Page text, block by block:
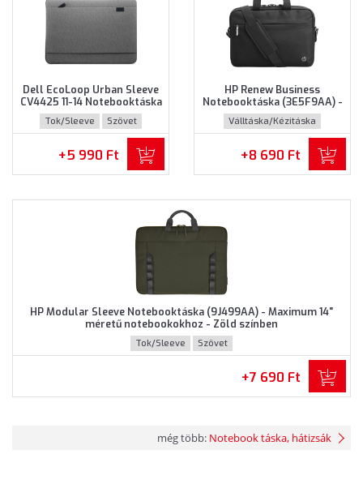
Dell EcoLoop Urban Sleeve
CV4425 11-14 Notebooktáska
(460-BDWQ) - Maximum 14"
méretű notebookokhoz,
Szürke színben
Tok/Sleeve Szövet
+5 990 Ft
HP Renew Business
Notebooktáska (3E5F9AA) -
Maximum 14.0" méretű
notebookokhoz - Fekete
színben
Válltáska/Kézitáska
Újrahasznosított műanyag
+8 690 Ft
HP Modular Sleeve Notebooktáska (9J499AA) - Maximum 14"
méretű notebookokhoz - Zöld színben
Tok/Sleeve Szövet
+7 690 Ft
még több: Notebook táska, hátizsák